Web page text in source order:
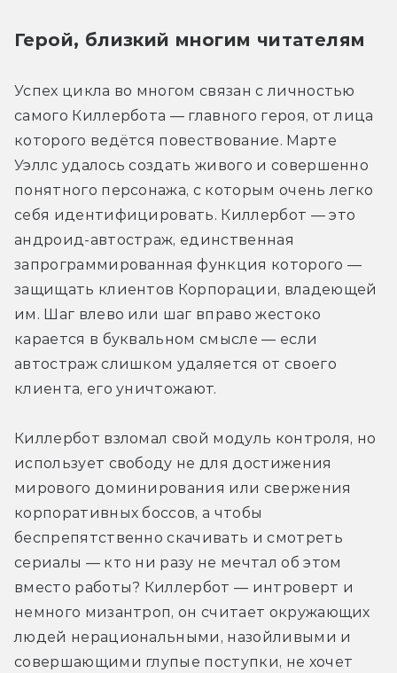
Герой, близкий многим читателям
Успех цикла во многом связан с личностью
самого Киллербота — главного героя, от лица
которого ведётся повествование. Марте
Уэллс удалось создать живого и совершенно
понятного персонажа, с которым очень легко
себя идентифицировать. Киллербот — это
андроид-автостраж, единственная
запрограммированная функция которого —
защищать клиентов Корпорации, владеющей
им. Шаг влево или шаг вправо жестоко
карается в буквальном смысле — если
автостраж слишком удаляется от своего
клиента, его уничтожают.
Киллербот взломал свой модуль контроля, но
использует свободу не для достижения
мирового доминирования или свержения
корпоративных боссов, а чтобы
беспрепятственно скачивать и смотреть
сериалы — кто ни разу не мечтал об этом
вместо работы? Киллербот — интроверт и
немного мизантроп, он считает окружающих
людей нерациональными, назойливыми и
совершающими глупые поступки, не хочет